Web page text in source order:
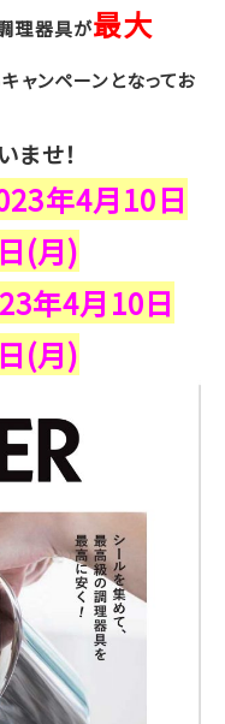
理器具が最大
ャンペーンとなってお
せ！
年4月10日
(月)
年4月10日
(月)